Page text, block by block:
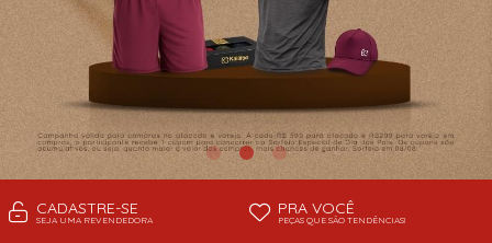
CADASTRE-SE
SEJA UMA REVENDEDORA
PRA VOCÊ
PEÇAS QUE SÃO TENDÊNCIAS!